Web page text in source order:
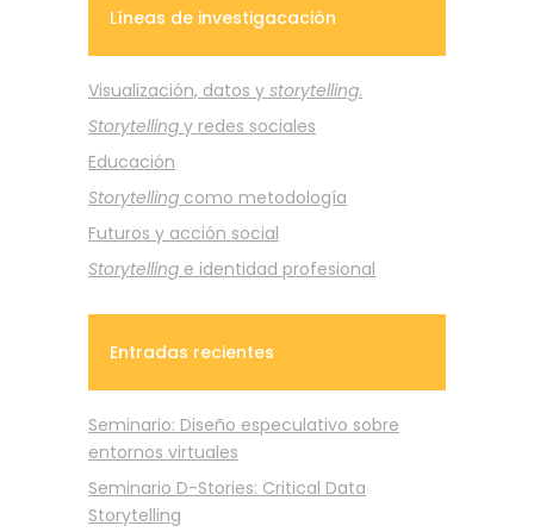
Líneas de investigacación
Visualización, datos y storytelling.
Storytelling y redes sociales
Educación
Storytelling como metodología
Futuros y acción social
Storytelling e identidad profesional
Entradas recientes
Seminario: Diseño especulativo sobre
entornos virtuales
Seminario D-Stories: Critical Data
Storytelling